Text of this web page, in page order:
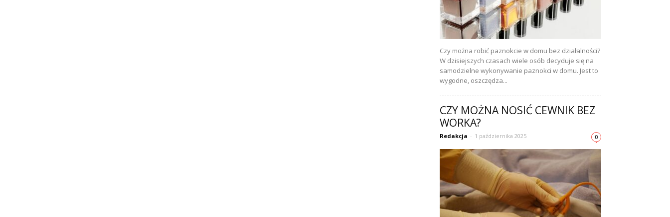
Czy można robić paznokcie w domu bez działalności?
W dzisiejszych czasach wiele osób decyduje się na
samodzielne wykonywanie paznokci w domu. Jest to
wygodne, oszczędza...
CZY MOŻNA NOSIĆ CEWNIK BEZ
WORKA?
Redakcja - 1 października 2025 0